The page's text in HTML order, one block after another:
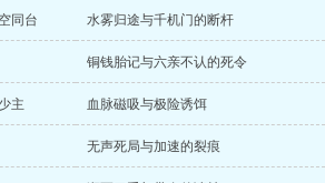
局棺材回哭，我当哭灵师那些年...
同台 水雾归途与千机门的断杆
铜钱胎记与六亲不认的死令
主 血脉磁吸与极险诱饵
无声死局与加速的裂痕